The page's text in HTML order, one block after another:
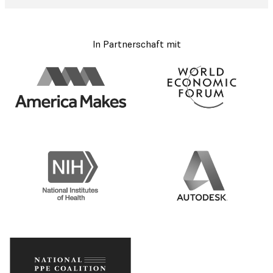
In Partnerschaft mit